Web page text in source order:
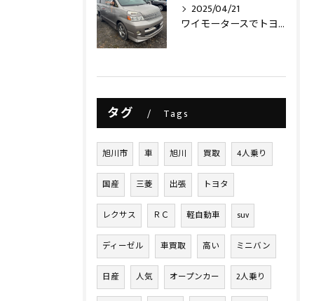
2025/04/21
ワイモータースでトヨタヴォクシー買取させて頂きました‼️
タグ Tags
旭川市 車 旭川 買取 4人乗り
国産 三菱 出張 トヨタ
レクサス ＲＣ 軽自動車 suv
ディーゼル 車買取 高い ミニバン
日産 人気 オープンカー 2人乗り